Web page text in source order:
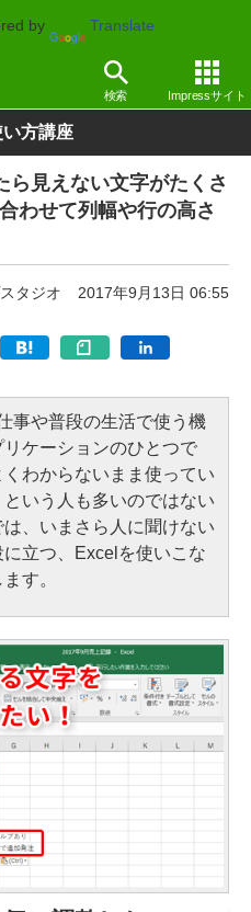
by Translate
検索 Impressサイト
Windows
方講座
ら見えない文字がたくさ
わせて列幅や行の高さ
タジオ 2017年9月13日 06:55
事や普段の生活で使う機
ケーションのひとつで
わからないまま使ってい
いう人も多いのではない
、いまさら人に聞けない
立つ、Excelを使いこな
す。